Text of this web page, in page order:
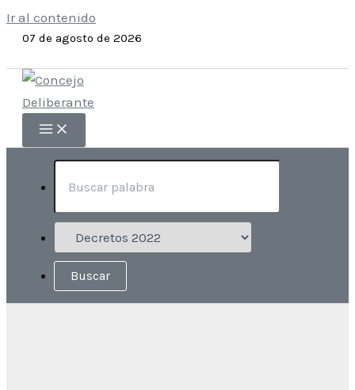
Ir al contenido
07 de agosto de 2026